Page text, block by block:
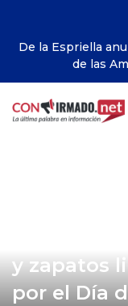
De la Espriella
de las
y zapatos
por el Día